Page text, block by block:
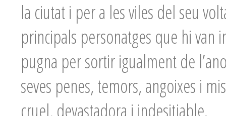
la ciutat i per a les viles del seu
principals personatges que hi van
pugna per sortir igualment de
seves penes, temors, angoixes i
cruel, devastadora i indesitjable.